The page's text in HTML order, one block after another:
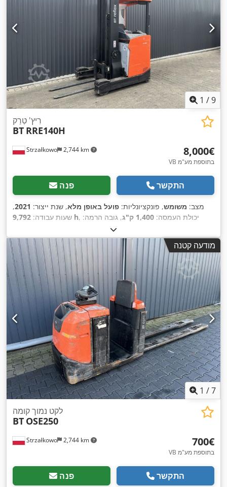
1 /9
Strzałkowo 2,744 km
רִיץ' טְרַק
BT RRE140H
‏8,000 ‏€
VB בתוספת מע"מ
פנה התקשר
מצב: משומש, פונקציונליות: פועל באופן מלא, שנת ייצור: 2021
,
שעות עבודה: 9,792 h , יכולת העמסה: 1,400 ק"ג
, גובה הרמה:
, הרמה חופשית:2,571 מ"מ
תורן:טריפלקס, גובה בנייה:3,054 מ"מ , סוג הנעה:Elektro,
מודעה קטנה
1 /7
Strzałkowo 2,744 km
לקט נמוך קומה
BT OSE250
‏700 ‏€
VB בתוספת מע"מ
פנה התקשר